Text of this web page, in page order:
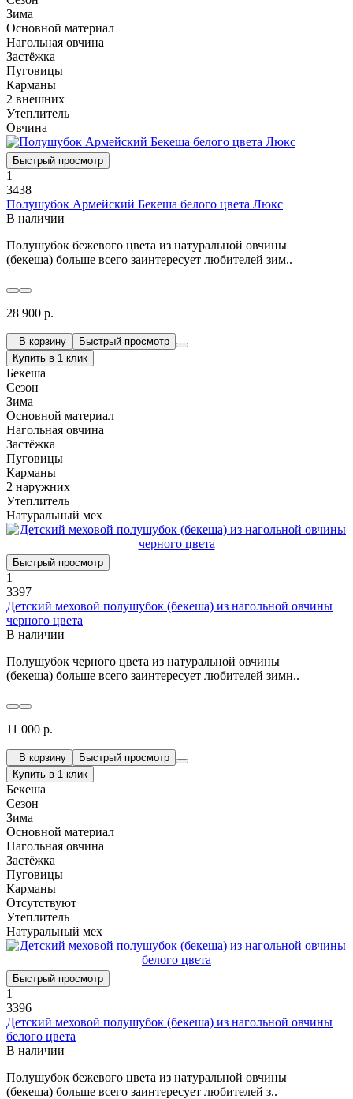
Зима
Основной материал
Нагольная овчина
Застёжка
Пуговицы
Карманы
2 внешних
Утеплитель
Овчина
Быстрый просмотр
1
3438
Полушубок Армейский Бекеша белого цвета Люкс
В наличии
Полушубок бежевого цвета из натуральной овчины
(бекеша) больше всего заинтересует любителей зим..
28 900 р.
В корзину
Быстрый просмотр
Купить в 1 клик
Бекеша
Сезон
Зима
Основной материал
Нагольная овчина
Застёжка
Пуговицы
Карманы
2 наружних
Утеплитель
Натуральный мех
Быстрый просмотр
1
3397
Детский меховой полушубок (бекеша) из нагольной овчины
черного цвета
В наличии
Полушубок черного цвета из натуральной овчины
(бекеша) больше всего заинтересует любителей зимн..
11 000 р.
В корзину
Быстрый просмотр
Купить в 1 клик
Бекеша
Сезон
Зима
Основной материал
Нагольная овчина
Застёжка
Пуговицы
Карманы
Отсутствуют
Утеплитель
Натуральный мех
Быстрый просмотр
1
3396
Детский меховой полушубок (бекеша) из нагольной овчины
белого цвета
В наличии
Полушубок бежевого цвета из натуральной овчины
(бекеша) больше всего заинтересует любителей з..